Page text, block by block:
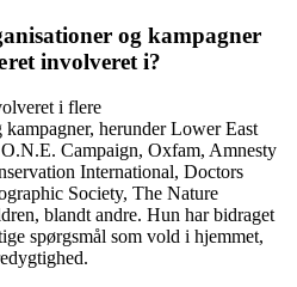
og kampagner
involveret i?
i flere
herunder Lower East
Campaign, Oxfam, Amnesty
International, Doctors
Society, The Nature
blandt andre. Hun har bidraget
spørgsmål som vold i hjemmet,